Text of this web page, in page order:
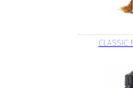
CLASSIC